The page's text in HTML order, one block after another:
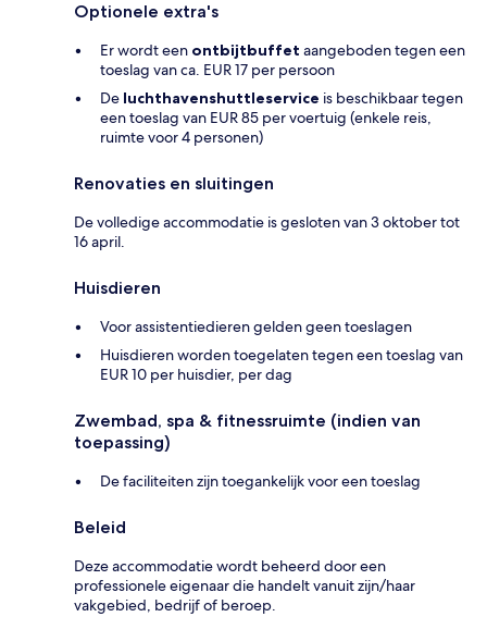
Optionele extra's
Er wordt een ontbijtbuffet aangeboden tegen een
toeslag van ca. EUR 17 per persoon
De luchthavenshuttleservice is beschikbaar tegen
een toeslag van EUR 85 per voertuig (enkele reis,
ruimte voor 4 personen)
Renovaties en sluitingen
De volledige accommodatie is gesloten van 3 oktober tot
16 april.
Huisdieren
Voor assistentiedieren gelden geen toeslagen
Huisdieren worden toegelaten tegen een toeslag van
EUR 10 per huisdier, per dag
Zwembad, spa & fitnessruimte (indien van
toepassing)
De faciliteiten zijn toegankelijk voor een toeslag
Beleid
Deze accommodatie wordt beheerd door een
professionele eigenaar die handelt vanuit zijn/haar
vakgebied, bedrijf of beroep.